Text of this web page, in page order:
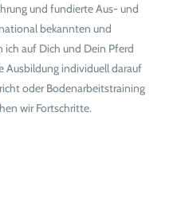
und fundierte Aus- und
bekannten und
ich auf Dich und Dein Pferd
Ausbildung individuell darauf
oder Bodenarbeitstraining
wir Fortschritte.